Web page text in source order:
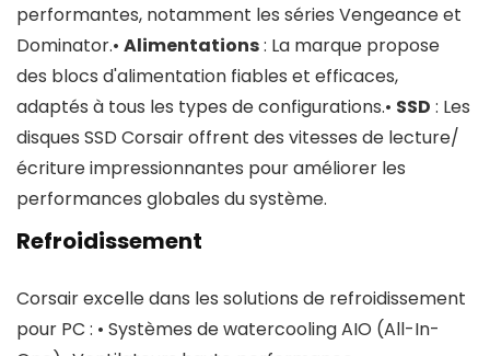
performantes, notamment les séries Vengeance et
Dominator.• Alimentations: La marque propose
des blocs d'alimentation fiables et efficaces,
adaptés à tous les types de configurations.• SSD : Les
disques SSD Corsair offrent des vitesses de lecture/
écriture impressionnantes pour améliorer les
performances globales du système.
Refroidissement
Corsair excelle dans les solutions de refroidissement
pour PC : • Systèmes de watercooling AIO (All-In-